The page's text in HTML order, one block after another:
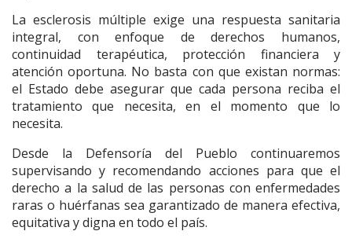
La esclerosis múltiple exige una respuesta sanitaria
integral, con enfoque de derechos humanos,
continuidad terapéutica, protección financiera y
atención oportuna. No basta con que existan normas:
el Estado debe asegurar que cada persona reciba el
tratamiento que necesita, en el momento que lo
necesita.
Desde la Defensoría del Pueblo continuaremos
supervisando y recomendando acciones para que el
derecho a la salud de las personas con enfermedades
raras o huérfanas sea garantizado de manera efectiva,
equitativa y digna en todo el país.